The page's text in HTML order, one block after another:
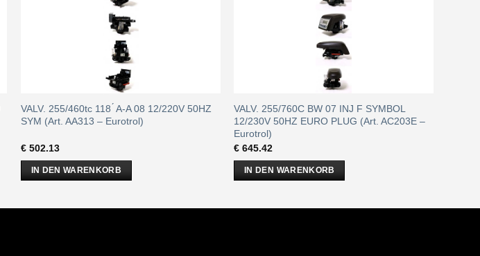
VALV. 255/460tc 118 ́ A-A 08 12/220V 50HZ
SYM (Art. AA313 – Eurotrol)
€502.13
IN DEN WARENKORB
VALV. 255/760C BW 07 INJ F SYMBOL
12/230V 50HZ EURO PLUG (Art. AC203E –
Eurotrol)
€ 645.42
IN DEN WARENKORB